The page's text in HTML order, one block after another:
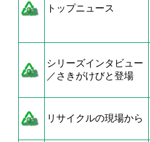
トップニュース
シリーズインタビュー
／さきがけびと登場
リサイクルの現場から